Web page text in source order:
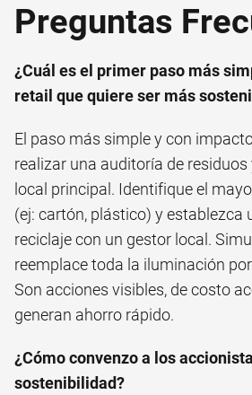
Preguntas
¿Cuál es el primer paso más
retail que quiere ser más
El paso más simple y con
realizar una auditoría de residuos
local principal. Identifique el
(ej: cartón, plástico) y establezca
reciclaje con un gestor local.
reemplace toda la iluminación
Son acciones visibles, de costo
generan ahorro rápido.
¿Cómo convenzo a los
sostenibilidad?